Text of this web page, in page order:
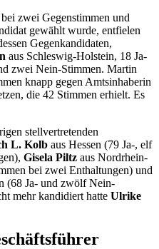
zwei Gegenstimmen und
gewählt wurde, entfielen
Gegenkandidaten,
aus Schleswig-Holstein, 18 Ja-
zwei Nein-Stimmen. Martin
knapp gegen Amtsinhaberin
die 42 Stimmen erhielt. Es
stellvertretenden
L. Kolb aus Hessen (79 Ja-, elf
Gisela Piltz aus Nordrhein-
bei zwei Enthaltungen) und
(68 Ja- und zwölf Nein-
mehr kandidiert hatte Ulrike